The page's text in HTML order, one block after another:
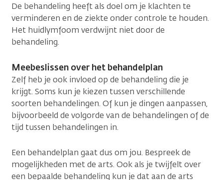
De behandeling heeft als doel om je klachten te
verminderen en de ziekte onder controle te houden.
Het huidlymfoom verdwijnt niet door de
behandeling.
Meebeslissen over het behandelplan
Zelf heb je ook invloed op de behandeling die je
krijgt. Soms kun je kiezen tussen verschillende
soorten behandelingen. Of kun je dingen aanpassen,
bijvoorbeeld de volgorde van de behandelingen of de
tijd tussen behandelingen in.
Een behandelplan gaat dus om jou. Bespreek de
mogelijkheden met de arts. Ook als je twijfelt over
een bepaalde behandeling kun je dat aan de arts